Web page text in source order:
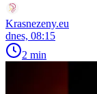
Krasnezeny.eu
dnes, 08:15
2 min